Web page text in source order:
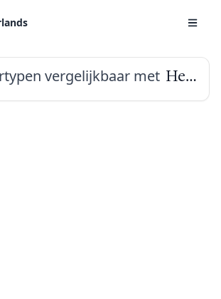
vergelijkbaar met Hedvig Letters Serif